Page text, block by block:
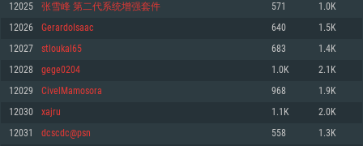
최소사양
운영체제: Windows 10 (64 bit)
프로세서: 2.2 GHz 듀얼코어 이상
메모리: 4GB
그래픽 카드: DirectX 11 이상을 지원하는 AMD Radeon 77XX / NVIDIA
최소사양
운영체제: Mac OS Big Sur 11.0
프로세서: 최소 2.2 GHz의 Core i5 (Intel Xeon 은 지원하지 않습니다)
메모리: 6 GB
그래픽 카드: Metal 을 지원하는 Intel Iris Pro 5200 (Mac), 혹은 이와 비슷한 성
최소사양
운영체제: 64bit Linux 중 최신 버전
프로세서: 2.4 GHz 듀얼코어
메모리: 4 GB
그래픽 카드: Vulkan 을 지원하고, 최신 그래픽 드라이버를 지원하는 NVIDIA
12025 张雪峰 第二代系统增强套件 571 1.0K
12026 GerardoIsaac 640 1.5K
12027 stloukal65 683 1.4K
12028 gege0204 1.0K 2.1K
12029 CivelMamosora 968 1.9K
12030 xajru 1.1K 2.0K
12031 dcscdc@psn 558 1.3K